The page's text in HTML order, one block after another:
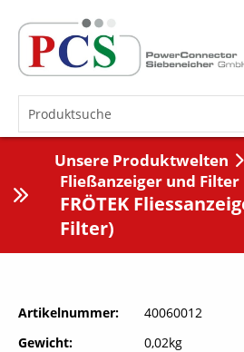
Unsere Produktwelten
Fließanzeiger und Filter
FRÖTEK
Filter)
Artikelnummer
40060012
Gewicht
0,02kg